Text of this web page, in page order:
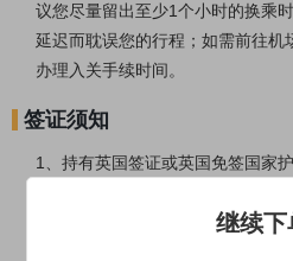
议您尽量留出至少1个小时的换乘
延迟而耽误您的行程；如需前往机
办理入关手续时间。
签证须知
1、持有英国签证或英国免签国家
2、持有短期旅游英国签证，可以
继续下